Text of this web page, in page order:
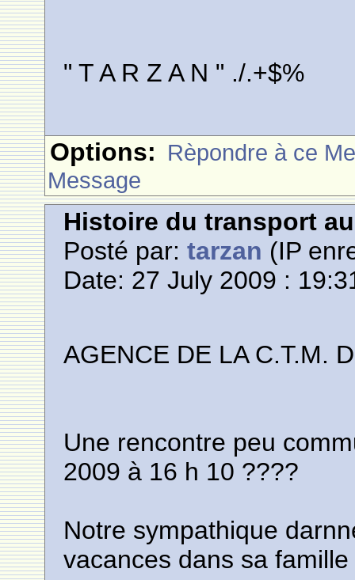
" T A R Z A N " ./.+$%
Options: Rèpondre à ce
Message
Histoire du transport
Posté par:tarzan (IP
Date: 27 July 2009 :
AGENCE DE LA C.T.M.
Une rencontre peu
2009 à 16 h 10 ????
Notre sympathique
vacances dans sa